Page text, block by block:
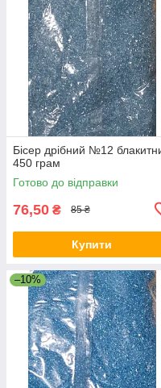
Бісер дрібний №12
450 грам
Готово до відправки
76,50 ₴ 85 ₴
Купити
–10%